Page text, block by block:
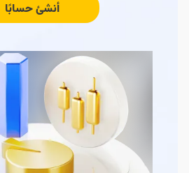
أنشئ حسابًا